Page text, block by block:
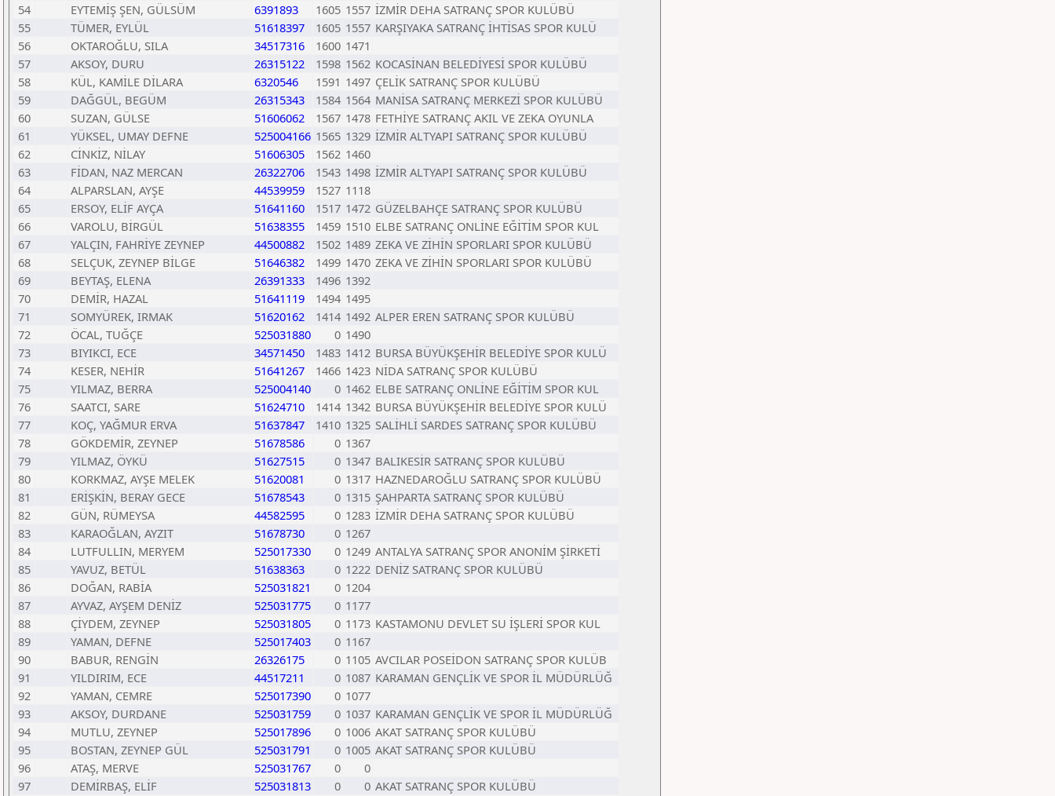
54
EYTEMİŞ ŞEN, GÜLSÜM 6391893 1605 1557 İZMİR DEHA SATRANÇ SPOR KULÜBÜ
55
TÜMER, EYLÜL 51618397 1605 1557 KARŞIYAKA SATRANÇ İHTİSAS SPOR KULÜ
56
OKTAROĞLU, SILA 34517316 1600 1471
57
AKSOY, DURU 26315122 1598 1562 KOCASİNAN BELEDİYESİ SPOR KULÜBÜ
58
KÜL, KAMİLE DİLARA 6320546 1591 1497 ÇELİK SATRANÇ SPOR KULÜBÜ
59
DAĞGÜL, BEGÜM 26315343 1584 1564 MANİSA SATRANÇ MERKEZİ SPOR KULÜBÜ
60
SUZAN, GÜLSE 51606062 1567 1478 FETHİYE SATRANÇ AKIL VE ZEKA OYUNLA
61
YÜKSEL, UMAY DEFNE 525004166 1565 1329 İZMİR ALTYAPI SATRANÇ SPOR KULÜBÜ
62
CİNKİZ, NİLAY 51606305 1562 1460
63
FİDAN, NAZ MERCAN 26322706 1543 1498 İZMİR ALTYAPI SATRANÇ SPOR KULÜBÜ
64
ALPARSLAN, AYŞE 44539959 1527 1118
65
ERSOY, ELİF AYÇA 51641160 1517 1472 GÜZELBAHÇE SATRANÇ SPOR KULÜBÜ
66
VAROLU, BİRGÜL 51638355 1459 1510 ELBE SATRANÇ ONLİNE EĞİTİM SPOR KUL
67
YALÇIN, FAHRİYE ZEYNEP 44500882 1502 1489 ZEKA VE ZİHİN SPORLARI SPOR KULÜBÜ
68
SELÇUK, ZEYNEP BİLGE 51646382 1499 1470 ZEKA VE ZİHİN SPORLARI SPOR KULÜBÜ
69
BEYTAŞ, ELENA 26391333 1496 1392
70
DEMİR, HAZAL 51641119 1494 1495
71
SOMYÜREK, IRMAK 51620162 1414 1492 ALPER EREN SATRANÇ SPOR KULÜBÜ
72
ÖCAL, TUĞÇE 525031880 0 1490
73
BIYIKCI, ECE 34571450 1483 1412 BURSA BÜYÜKŞEHİR BELEDİYE SPOR KULÜ
74
KESER, NEHİR 51641267 1466 1423 NİDA SATRANÇ SPOR KULÜBÜ
75
YILMAZ, BERRA 525004140 0 1462 ELBE SATRANÇ ONLİNE EĞİTİM SPOR KUL
76
SAATCI, SARE 51624710 1414 1342 BURSA BÜYÜKŞEHİR BELEDİYE SPOR KULÜ
77
KOÇ, YAĞMUR ERVA 51637847 1410 1325 SALİHLİ SARDES SATRANÇ SPOR KULÜBÜ
78
GÖKDEMİR, ZEYNEP 51678586 0 1367
79
YILMAZ, ÖYKÜ 51627515 0 1347 BALIKESİR SATRANÇ SPOR KULÜBÜ
80
KORKMAZ, AYŞE MELEK 51620081 0 1317 HAZNEDAROĞLU SATRANÇ SPOR KULÜBÜ
81
ERİŞKİN, BERAY GECE 51678543 0 1315 ŞAHPARTA SATRANÇ SPOR KULÜBÜ
82
GÜN, RÜMEYSA 44582595 0 1283 İZMİR DEHA SATRANÇ SPOR KULÜBÜ
83
KARAOĞLAN, AYZIT 51678730 0 1267
84
LUTFULLIN, MERYEM 525017330 0 1249 ANTALYA SATRANÇ SPOR ANONİM ŞİRKETİ
85
YAVUZ, BETÜL 51638363 0 1222 DENİZ SATRANÇ SPOR KULÜBÜ
86
DOĞAN, RABİA 525031821 0 1204
87
AYVAZ, AYŞEM DENİZ 525031775 0 1177
88
ÇİYDEM, ZEYNEP 525031805 0 1173 KASTAMONU DEVLET SU İŞLERİ SPOR KUL
89
YAMAN, DEFNE 525017403 0 1167
90
BABUR, RENGİN 26326175 0 1105 AVCILAR POSEİDON SATRANÇ SPOR KULÜB
91
YILDIRIM, ECE 44517211 0 1087 KARAMAN GENÇLİK VE SPOR İL MÜDÜRLÜĞ
92
YAMAN, CEMRE 525017390 0 1077
93
AKSOY, DURDANE 525031759 0 1037 KARAMAN GENÇLİK VE SPOR İL MÜDÜRLÜĞ
94
MUTLU, ZEYNEP 525017896 0 1006 AKAT SATRANÇ SPOR KULÜBÜ
95
BOSTAN, ZEYNEP GÜL 525031791 0 1005 AKAT SATRANÇ SPOR KULÜBÜ
96
ATAŞ, MERVE 525031767 0
0
97
DEMİRBAŞ, ELİF 525031813 0 0 AKAT SATRANÇ SPOR KULÜBÜ